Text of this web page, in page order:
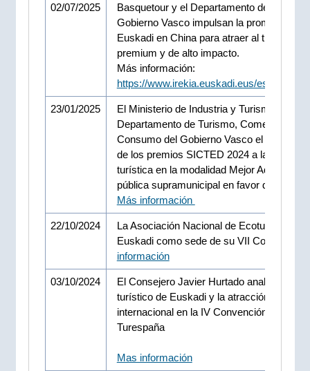
02/07/2025
Basquetour y el Departamento de Turismo
Gobierno Vasco impulsan la promoción de
Euskadi en China para atraer al turista
premium y de alto impacto.
Más información:
https://www.irekia.euskadi.eus/es/news/
23/01/2025
El Ministerio de Industria y Turismo
Departamento de Turismo, Comercio y
Consumo del Gobierno Vasco el primer
de los premios SICTED 2024 a la calidad
turística en la modalidad Mejor
pública supramunicipal en favor de
Más información
22/10/2024
La Asociación Nacional de Ecoturismo
Euskadi como sede de su VII Congreso.
información
03/10/2024
El Consejero Javier Hurtado analiza el
turístico de Euskadi y la atracción de
internacional en la IV Convención de
Turespaña
Mas información